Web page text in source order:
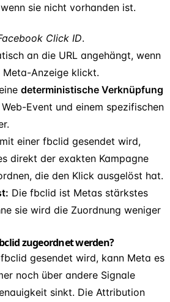
sie nicht vorhanden ist.
Click ID.
an die URL angehängt, wenn
Meta-Anzeige klickt.
deterministische Verknüpfung
Event und einem spezifischen
einer fbclid gesendet wird,
direkt der exakten Kampagne
die den Klick ausgelöst hat.
Die fbclid ist Metas stärkstes
sie wird die Zuordnung weniger
zugeordnet werden?
gesendet wird, kann Meta es
noch über andere Signale
sinkt. Die Attribution